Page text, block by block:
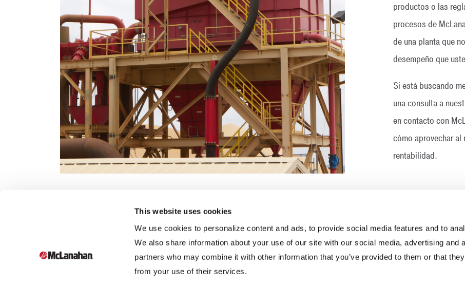
This website uses cookies
We use cookies to personalize content and ads, to provide social media features and to
We also share information about your use of our site with our social media, advertising and
partners who may combine it with other information that you’ve provided to them or that
from your use of their services.
productos o las
procesos de
de una planta que
desempeño que
Si está buscando
una consulta a
en contacto con
cómo aprovechar al
rentabilidad.
Fundada en 1835, McLanahan Corporation es una
Áridos
Casos prácticos
Gestión